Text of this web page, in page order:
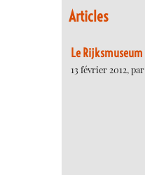
Articles
Le Rijksmuseum
13 février 2012, par